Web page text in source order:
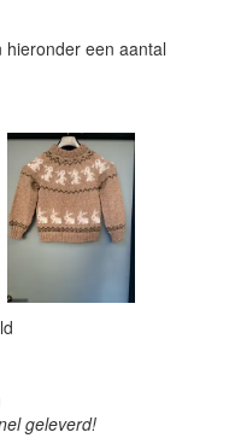
een aantal
geleverd!